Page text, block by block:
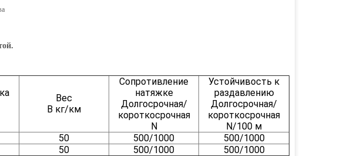
Вес
В кг/км
Сопротивление
натяжке
Долгосрочная/
короткосрочная
N
Устойчивость к
раздавлению
Долгосрочная/
короткосрочная
N/100 м
50 500/1000
500/1000
50 500/1000 500/1000